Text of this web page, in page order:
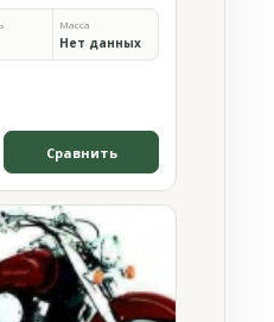
Масса
Нет данных
Сравнить